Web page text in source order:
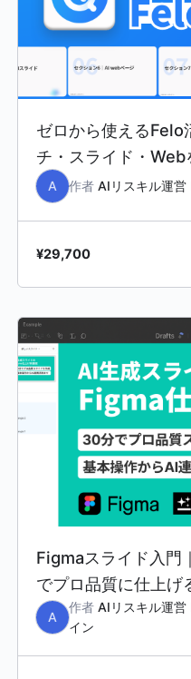
ゼロから使えるFelo
チ・スライド・Web
A 作者 AIリスキル運営
¥29,700
Figmaスライド入門
でプロ品質に仕上げ
A
作者 AIリスキル運営
イン